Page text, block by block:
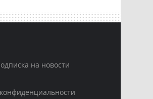
на новости